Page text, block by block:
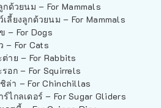
ด้วยนม – For Mammals
ลี้ยงลูกด้วยนม – For Mammals
– For Dogs
– For Cats
าย – For Rabbits
อก – For Squirrels
ล่า – For Chinchillas
ไกลเดอร์ – For Sugar Gliders